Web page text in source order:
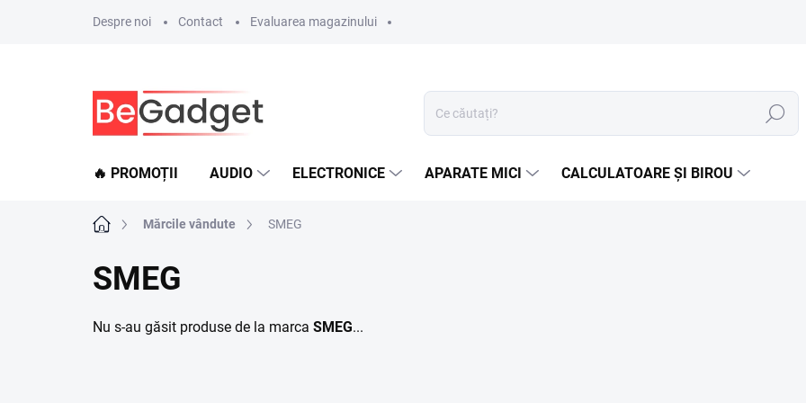
Despre noi Contact Evaluarea magazinului
Căutare
🔥 PROMOȚII AUDIO ELECTRONICE APARATE MICI CALCULATOARE ȘI BIROU
AcasăMărcile vândute SMEG
SMEG
Nu s-au găsit produse de la marca SMEG...